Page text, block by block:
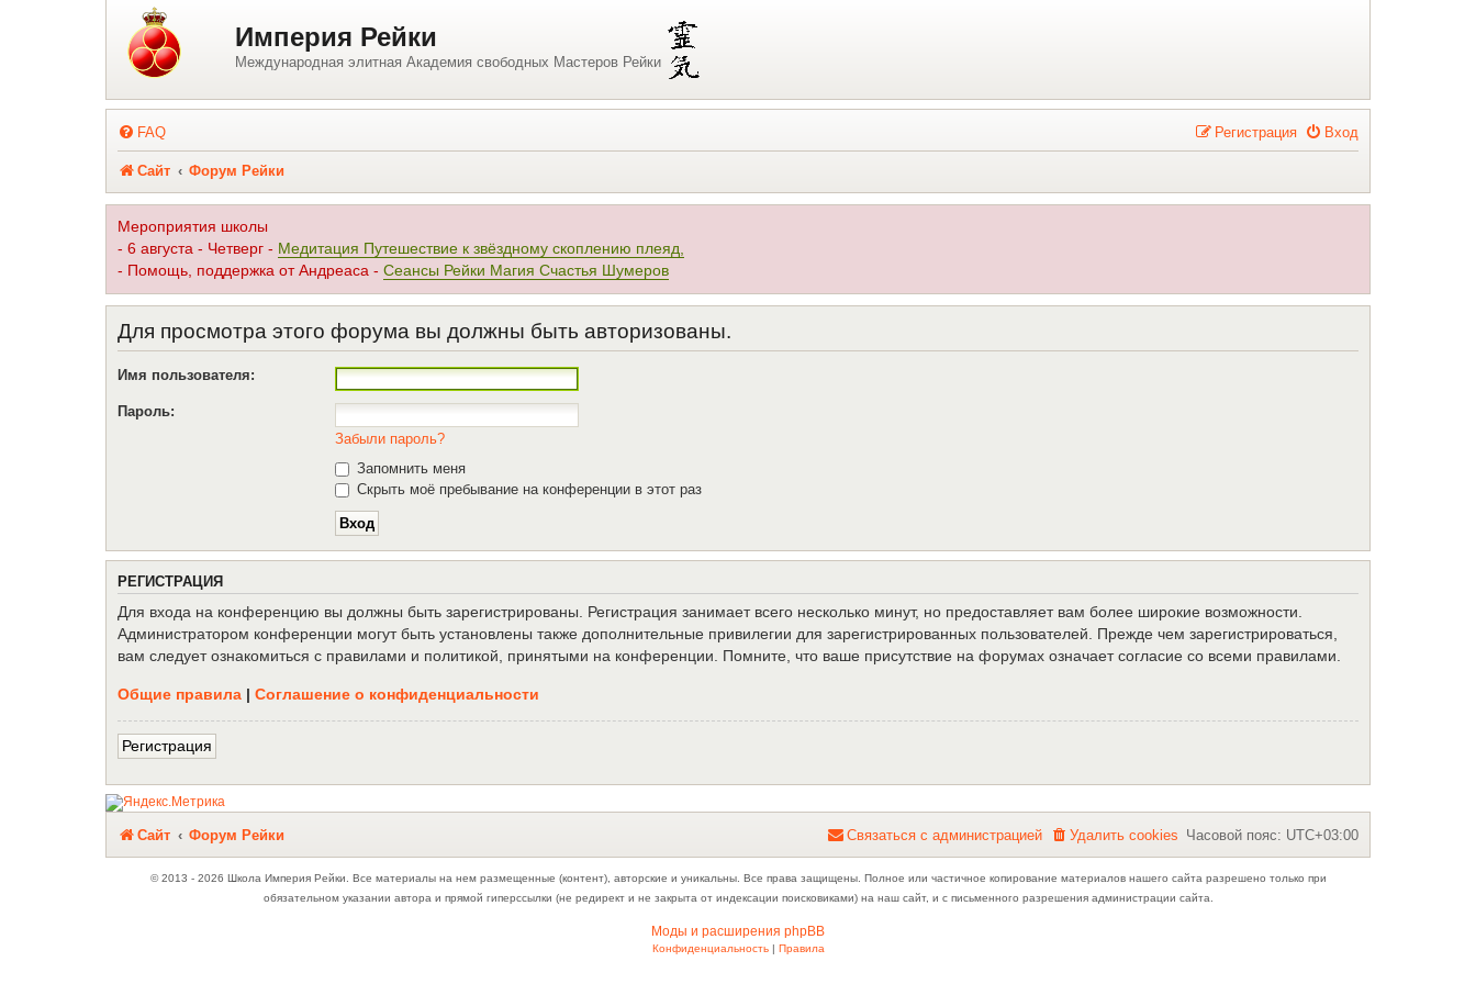
Регистрация Империя Рейки
Международная элитная Академия свободных Мастеров Рейки
FAQ Вход
Регистрация
Сайт Форум Рейки
Мероприятия школы
- 6 августа - Четверг - Медитация Путешествие к звёздному скоплению плеяд,
- Помощь, поддержка от Андреаса - Сеансы Рейки Магия Счастья Шумеров
Для просмотра этого форума вы должны быть авторизованы.
Имя пользователя:
Пароль:
Забыли пароль?
Запомнить меня
Скрыть моё пребывание на конференции в этот раз
РЕГИСТРАЦИЯ
Для входа на конференцию вы должны быть зарегистрированы. Регистрация занимает всего несколько минут, но предоставляет вам более широкие возможности.
Администратором конференции могут быть установлены также дополнительные привилегии для зарегистрированных пользователей. Прежде чем зарегистрироваться,
вам следует ознакомиться с правилами и политикой, принятыми на конференции. Помните, что ваше присутствие на форумах означает согласие со всеми правилами.
Общие правила | Соглашение о конфиденциальности
Регистрация
Сайт Форум Рейки Часовой пояс: UTC+03:00
Удалить cookies
Связаться с
Связаться с администрацией
© 2013 - 2026 Школа Империя Рейки. Все материалы на нем размещенные (контент), авторские и уникальны. Все права защищены. Полное или частичное копирование материалов нашего сайта разрешено только при
обязательном указании автора и прямой гиперссылки (не редирект и не закрыта от индексации поисковиками) на наш сайт, и с письменного разрешения администрации сайта.
Моды и расширения phpBB
Конфиденциальность| Правила